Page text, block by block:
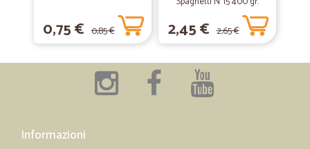
06/04/2019
Gesuino A.
Ottimo venditore
spedizione velocissima.
0,75 € 0,85 € 2,45 € 2,65 €
Informazioni